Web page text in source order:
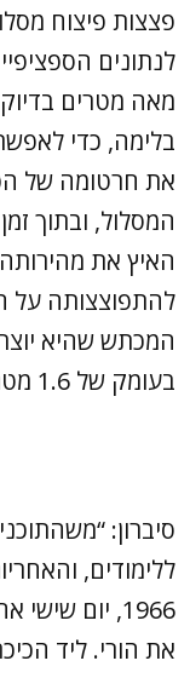
פצצות פיצוח
לנתונים
מאה מטרים
בלימה, כדי
המסלול, ובתוך
האיץ את
להתפוצצותה על
המכתש שהיא
בעומק של 1.6 מטר ובקוטר של חמישה מטרים".
סיברון:
ללימודים,
1966, יום
את הורי. ליד